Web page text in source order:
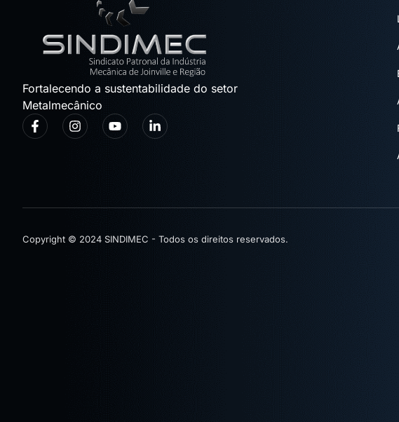
Fortalecendo a sustentabilidade do setor
Metalmecânico
Copyright © 2024 SINDIMEC - Todos os direitos reservados.